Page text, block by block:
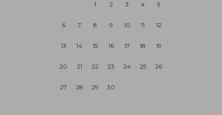
1 2 3 4 5
6 7 8 9 10 11 12
13 14 15 16 17 18 19
20 21 22 23 24 25 26
27 28 29 30